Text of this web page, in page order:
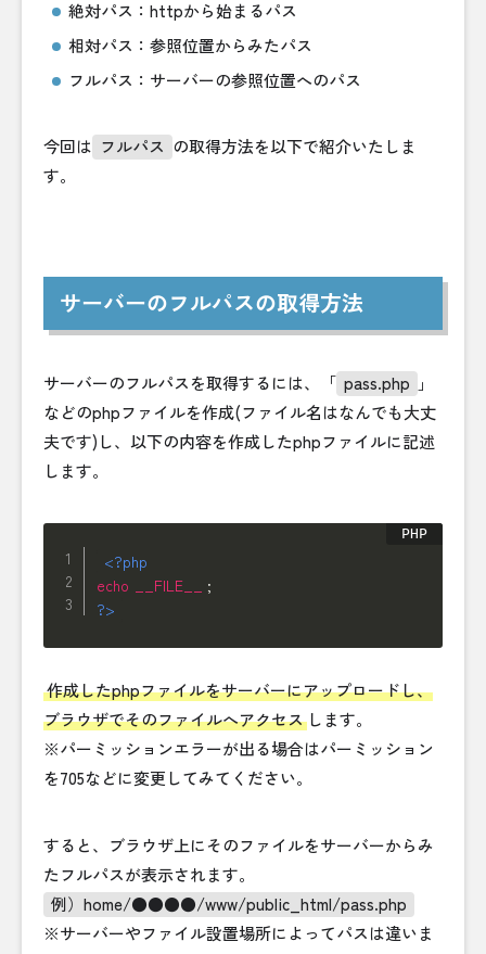
絶対パス：httpから始まるパス
相対パス：参照位置からみたパス
フルパス：サーバーの参照位置へのパス
今回は フルパス の取得方法を以下で紹介いたしま
す。
サーバーのフルパスの取得方法
サーバーのフルパスを取得するには、「 pass.php 」
などのphpファイルを作成(ファイル名はなんでも大丈
夫です)し、以下の内容を作成したphpファイルに記述
します。
<?php
echo
__FILE__
;
?>
作成したphpファイルをサーバーにアップロードし、
ブラウザでそのファイルへアクセス します。
※パーミッションエラーが出る場合はパーミッション
を705などに変更してみてください。
すると、ブラウザ上にそのファイルをサーバーからみ
たフルパスが表示されます。
例）home/●●●●/www/public_html/pass.php
※サーバーやファイル設置場所によってパスは違いま